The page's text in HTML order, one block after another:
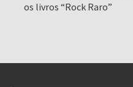
os livros “Rock Raro”